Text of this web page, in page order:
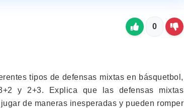
0
tipos de defensas mixtas en básquetbol,
y 2+3. Explica que las defensas mixtas
de maneras inesperadas y pueden romper